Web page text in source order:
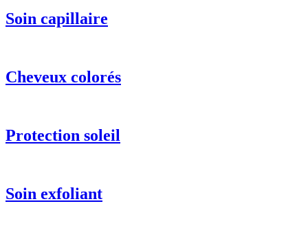
Soin capillaire
Cheveux colorés
Protection soleil
Soin exfoliant